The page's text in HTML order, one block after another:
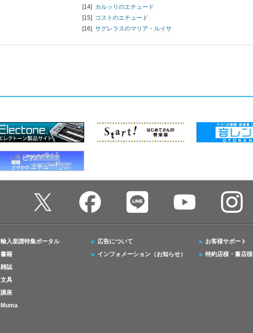
[14] カルッリのエチュード
[15] コストのエチュード
[16] サグレラスのマリア・ルイサ
輸入楽譜特集ポータル
書籍
雑誌
文具
講座
Muma
広告について
インフォメーション（お知らせ）
お客様サポート
特約店様・書店